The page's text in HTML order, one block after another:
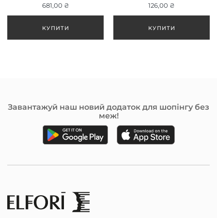
681,00 ₴
126,00 ₴
Завантажуй наш новий додаток для шопінгу без
меж!